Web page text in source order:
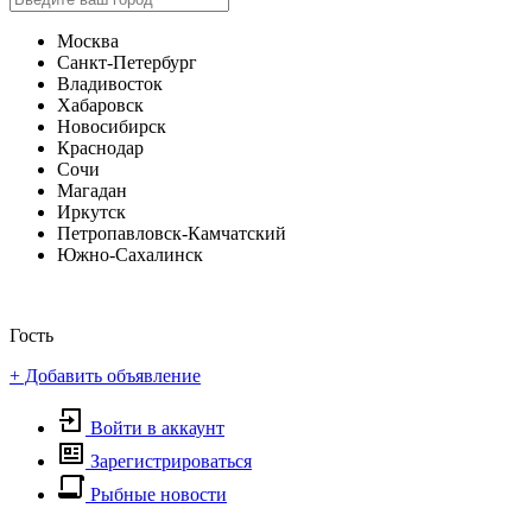
Москва
Санкт-Петербург
Владивосток
Хабаровск
Новосибирск
Краснодар
Сочи
Магадан
Иркутск
Петропавловск-Камчатский
Южно-Сахалинск
Гость
+ Добавить объявление
Войти в аккаунт
Зарегистрироваться
Рыбные новости